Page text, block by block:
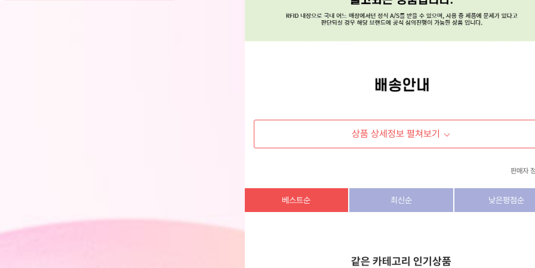
상품 상세정보 펼쳐보기
판매자
상호/대표자
베스트순 최신순 낮은평점순
같은 카테고리 인기상품